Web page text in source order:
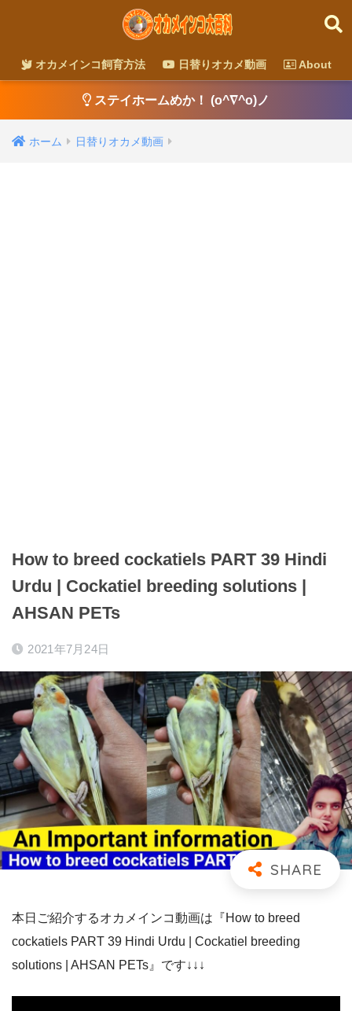
オカメインコ飼育方法 日替りオカメ動画 About
ステイホームめか！ (o^∇^o)ノ
ホーム 日替りオカメ動画
How to breed cockatiels PART 39 Hindi
Urdu | Cockatiel breeding solutions |
AHSAN PETs
2021年7月24日
本日ご紹介するオカメインコ動画は『How to breed
cockatiels PART 39 Hindi Urdu | Cockatiel breeding
solutions | AHSAN PETs』です↓↓↓